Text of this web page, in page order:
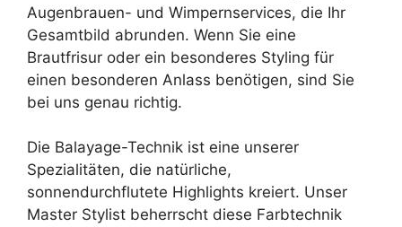
Augenbrauen- und Wimpernservices, die Ihr
Gesamtbild abrunden. Wenn Sie eine
Brautfrisur oder ein besonderes Styling für
einen besonderen Anlass benötigen, sind Sie
bei uns genau richtig.
Die Balayage-Technik ist eine unserer
Spezialitäten, die natürliche,
sonnendurchflutete Highlights kreiert. Unser
Master Stylist beherrscht diese Farbtechnik